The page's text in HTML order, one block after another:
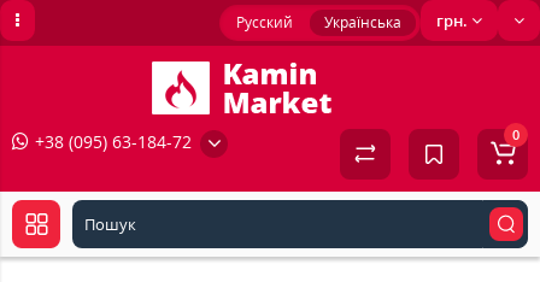
грн.
Русский Українська
+38 (095) 63-184-72 0